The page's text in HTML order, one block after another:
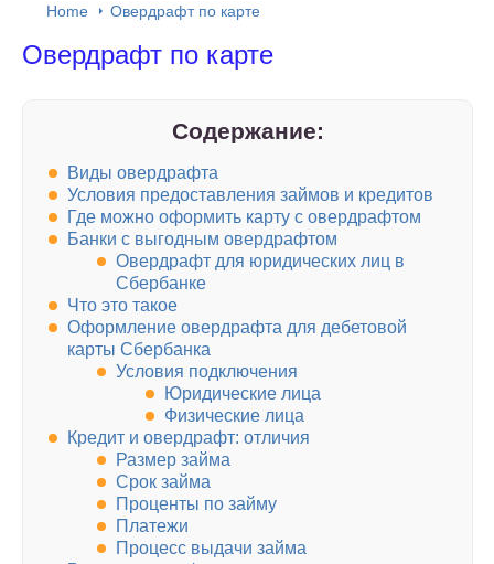
Home Овердрафт по карте
Овердрафт по карте
Содержание:
Виды овердрафта
Условия предоставления займов и кредитов
Где можно оформить карту с овердрафтом
Банки с выгодным овердрафтом
Овердрафт для юридических лиц в
Сбербанке
Что это такое
Оформление овердрафта для дебетовой
карты Сбербанка
Условия подключения
Юридические лица
Физические лица
Кредит и овердрафт: отличия
Размер займа
Срок займа
Проценты по займу
Платежи
Процесс выдачи займа